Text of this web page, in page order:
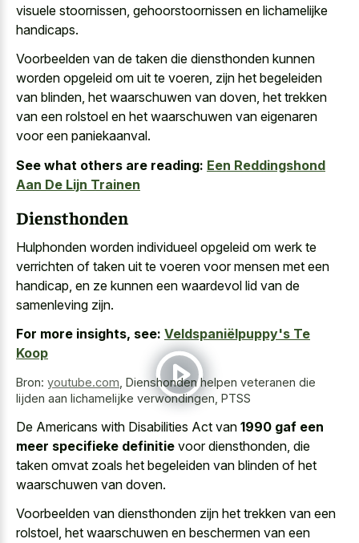
visuele stoornissen, gehoorstoornissen en lichamelijke
handicaps.
Voorbeelden van de taken die diensthonden kunnen
worden opgeleid om uit te voeren, zijn het begeleiden
van blinden, het waarschuwen van doven, het trekken
van een rolstoel en het waarschuwen van eigenaren
voor een paniekaanval.
See what others are reading: Een Reddingshond
Aan De Lijn Trainen
Diensthonden
Hulphonden worden individueel opgeleid om werk te
verrichten of taken uit te voeren voor mensen met een
handicap, en ze kunnen een waardevol lid van de
samenleving zijn.
For more insights, see: Veldspaniëlpuppy's Te
Koop
Bron: youtube.com Dienshonden helpen veteranen die
lijden aan lichamelijke verwondingen, PTSS
De Americans with Disabilities Act van 1990 gaf een
meer specifieke definitie voor diensthonden, die
taken omvat zoals het begeleiden van blinden of het
waarschuwen van doven.
Voorbeelden van diensthonden zijn het trekken van een
rolstoel, het waarschuwen en beschermen van een